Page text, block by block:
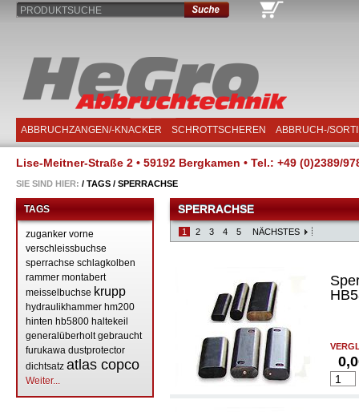
ABBRUCHZANGEN/-KNACKER SCHROTTSCHEREN ABBRUCH-/
PRODUKTSUCHE
Lise-Meitner-Straße 2 • 59192 Bergkamen • Tel.: +49 (0)2389/
SIE SIND HIER: / TAGS / SPERRACHSE
TAGS
zuganker vorne
verschleissbuchse
sperrachse schlagkolben
rammer montabert
meisselbuchse krupp
hydraulikhammer hm200
hinten hb5800 haltekeil
generalüberholt gebraucht
furukawa dustprotector
dichtsatz atlas copco
Weiter...
SPERRACHSE
1 2 3 4 5 NÄCHSTES